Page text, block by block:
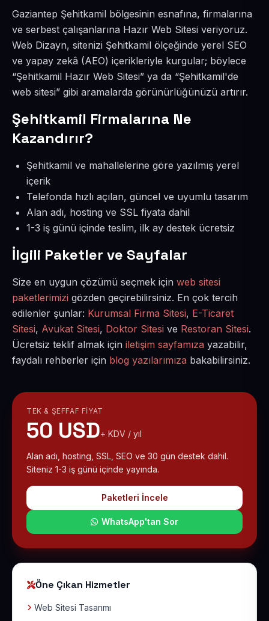
Gaziantep Şehitkamil bölgesinin esnafına, firmalarına
ve serbest çalışanlarına Hazır Web Sitesi veriyoruz.
Web Dizayn, sitenizi Şehitkamil ölçeğinde yerel SEO
ve yapay zekâ (AEO) içerikleriyle kurgular; böylece
“Şehitkamil Hazır Web Sitesi” ya da “Şehitkamil'de
web sitesi” gibi aramalarda görünürlüğünüzü artırır.
Şehitkamil Firmalarına Ne
Kazandırır?
Şehitkamil ve mahallelerine göre yazılmış yerel
içerik
Telefonda hızlı açılan, güncel ve uyumlu tasarım
Alan adı, hosting ve SSL fiyata dahil
1-3 iş günü içinde teslim, ilk ay destek ücretsiz
İlgili Paketler ve Sayfalar
Size en uygun çözümü seçmek için web sitesi
paketlerimizi gözden geçirebilirsiniz. En çok tercih
edilenler şunlar: Kurumsal Firma Sitesi, E-Ticaret
Sitesi, Avukat Sitesi, Doktor Sitesi ve Restoran Sitesi.
Ücretsiz teklif almak için iletişim sayfamıza yazabilir,
faydalı rehberler için blog yazılarımıza bakabilirsiniz.
TEK & ŞEFFAF FIYAT
50 USD+ KDV / yıl
Alan adı, hosting, SSL, SEO ve 30 gün destek dahil.
Siteniz 1-3 iş günü içinde yayında.
Paketleri İncele
WhatsApp'tan Sor
Öne Çıkan Hizmetler
Web Sitesi Tasarımı